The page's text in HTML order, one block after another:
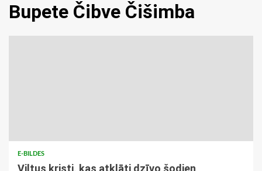
Bupete Čibve Čišimba
E-BILDES
Viltus kristi, kas atklāti dzīvo šodien